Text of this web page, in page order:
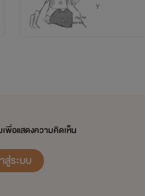
รัก จากโม
Y
พื่อแสดงความคิดเห็น
สู่ระบบ